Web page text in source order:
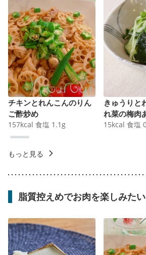
チキンとれんこんのりん
ご酢炒め
157kcal 食塩 1.1 g
きゅうりと
れ菜の梅肉
15kcal 食塩
もっと見る
脂質控えめでお肉を楽しみたい